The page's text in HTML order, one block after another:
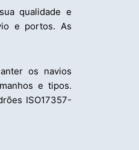
qualidade e
e portos. As
os navios
e tipos.
ISO17357-